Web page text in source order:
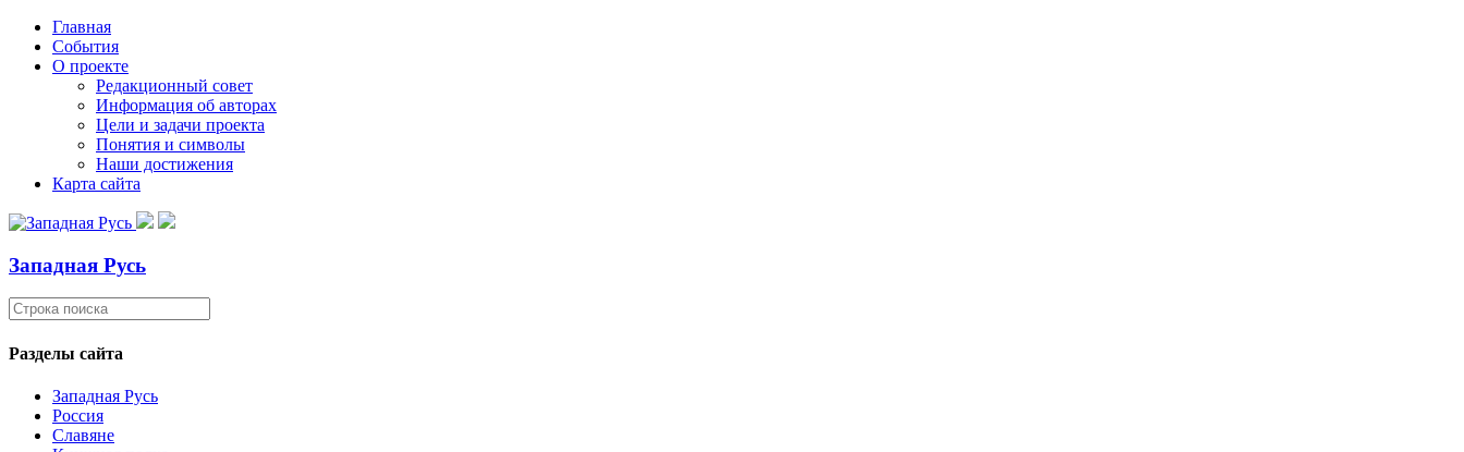
Главная
События
О проекте
Редакционный совет
Информация об авторах
Цели и задачи проекта
Понятия и символы
Наши достижения
Карта сайта
Западная Русь
Разделы сайта
Западная Русь
Россия
Славяне